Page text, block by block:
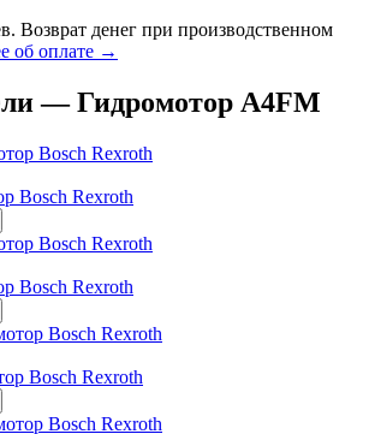
Возврат денег при производственном
об оплате →
— Гидромотор A4FM
Bosch Rexroth
Bosch Rexroth
Bosch Rexroth